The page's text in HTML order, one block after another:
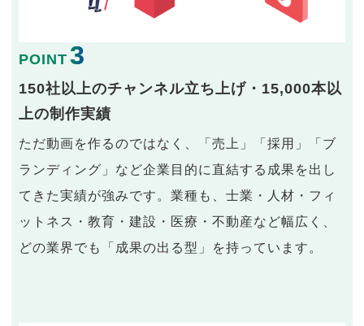
POINT 3
150社以上のチャンネル立ち上げ・15,000本以
上の制作実績
ただ動画を作るのではなく、「売上」「採用」「ブ
ランディング」など企業目的に直結する成果を出し
てきた実績が強みです。業種も、士業・人材・フィ
ットネス・教育・建設・医療・不動産など幅広く、
どの業界でも「成果の出る型」を持っています。